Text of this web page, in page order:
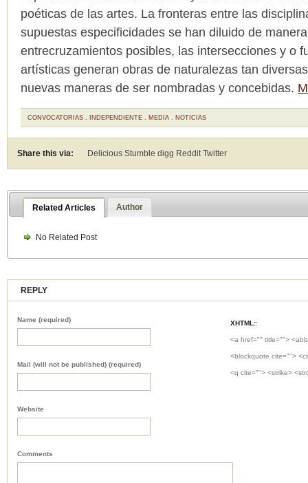
poéticas de las artes. La fronteras entre las
supuestas especificidades se han diluido de
entrecruzamientos posibles, las intersecciones y o
artísticas generan obras de naturalezas tan
nuevas maneras de ser nombradas y concebidas.
CONVOCATORIAS . INDEPENDIENTE . MEDIA . NOTICIAS
Share this via: Delicious Stumble digg RedditTwitter
Related Articles Author
No Related Post
REPLY
XHTML::
<a href="" title="">
<blockquote cite="">
<q cite=""> <strike>
Name (required)
Mail (will not be published) (required)
Website
Comments